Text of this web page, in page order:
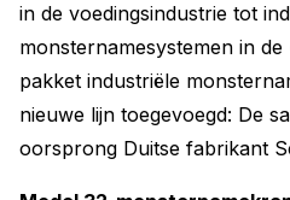
in de voedingsindustrie tot
monsternamesystemen in
pakket industriële
nieuwe lijn toegevoegd: De
oorsprong Duitse fabrikant